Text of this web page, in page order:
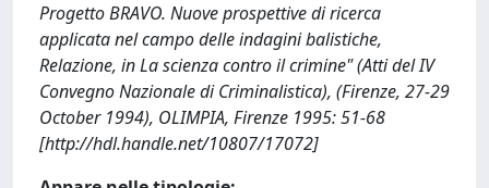
Progetto BRAVO. Nuove prospettive di ricerca
applicata nel campo delle indagini balistiche,
Relazione, in La scienza contro il crimine" (Atti del IV
Convegno Nazionale di Criminalistica), (Firenze, 27-29
October 1994), OLIMPIA, Firenze 1995: 51-68
[http://hdl.handle.net/10807/17072]